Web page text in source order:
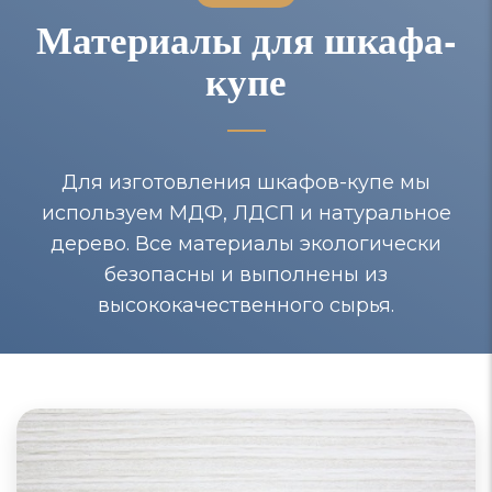
Материалы для шкафа-
купе
Для изготовления шкафов-купе мы
используем МДФ, ЛДСП и натуральное
дерево. Все материалы экологически
безопасны и выполнены из
высококачественного сырья.
Шкафы-купе из МДФ